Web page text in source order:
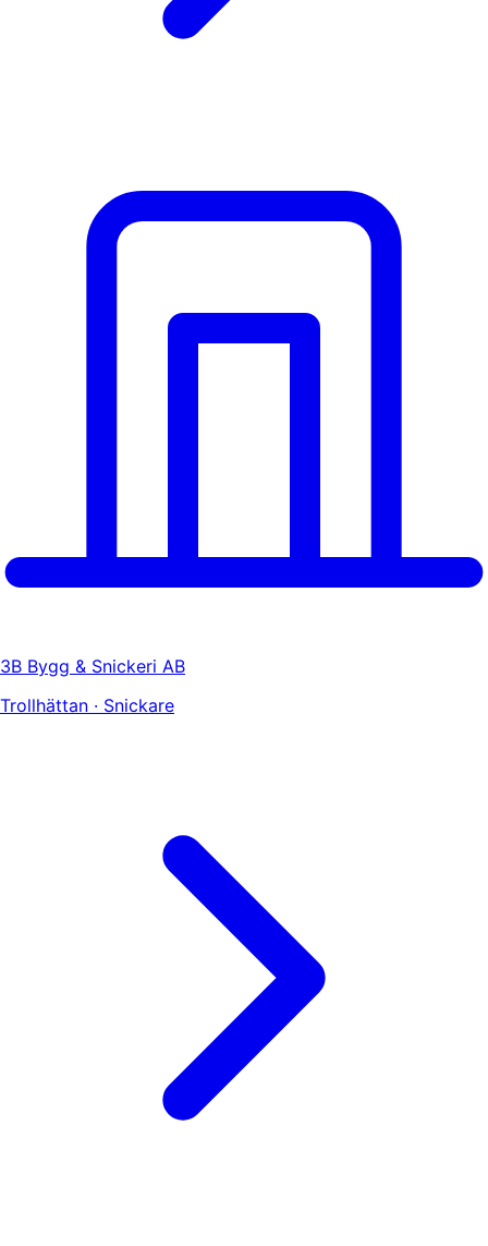
3B Bygg & Snickeri AB
Trollhättan · Snickare